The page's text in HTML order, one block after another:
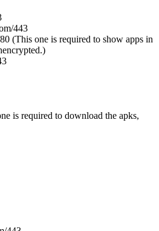
443
(This one is required to show apps in
is required to download the apks,